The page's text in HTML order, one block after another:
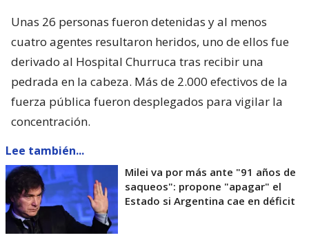
Unas 26 personas fueron detenidas y al menos
cuatro agentes resultaron heridos, uno de ellos fue
derivado al Hospital Churruca tras recibir una
pedrada en la cabeza. Más de 2.000 efectivos de la
fuerza pública fueron desplegados para vigilar la
concentración.
Lee también...
Milei va por más ante "91 años de
saqueos": propone "apagar" el
Estado si Argentina cae en déficit